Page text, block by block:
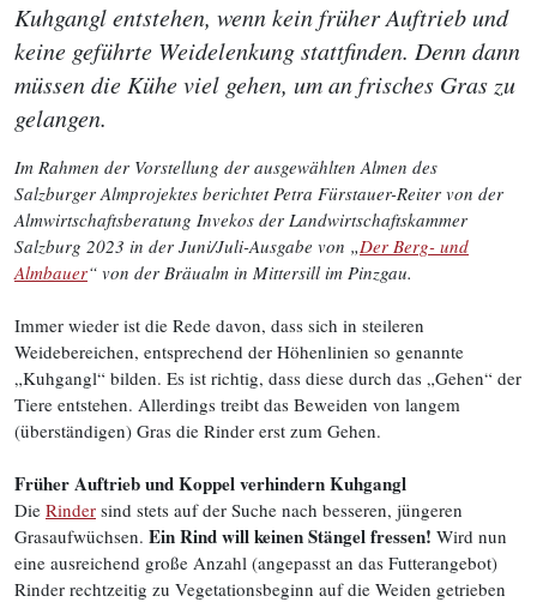
Kuhgangl entstehen, wenn kein früher Auftrieb und
keine geführte Weidelenkung stattfinden. Denn dann
müssen die Kühe viel gehen, um an frisches Gras zu
gelangen.
Im Rahmen der Vorstellung der ausgewählten Almen des
Salzburger Almprojektes berichtet Petra Fürstauer-Reiter von der
Almwirtschaftsberatung Invekos der Landwirtschaftskammer
Salzburg 2023 in der Juni/Juli-Ausgabe von „Der Berg- und
Almbauer“ von der Bräualm in Mittersill im Pinzgau.
Immer wieder ist die Rede davon, dass sich in steileren
Weidebereichen, entsprechend der Höhenlinien so genannte
„Kuhgangl“ bilden. Es ist richtig, dass diese durch das „Gehen“ der
Tiere entstehen. Allerdings treibt das Beweiden von langem
(überständigen) Gras die Rinder erst zum Gehen.
Früher Auftrieb und Koppel verhindern Kuhgangl
Die Rinder sind stets auf der Suche nach besseren, jüngeren
Grasaufwüchsen. Ein Rind will keinen Stängel fressen! Wird nun
eine ausreichend große Anzahl (angepasst an das Futterangebot)
Rinder rechtzeitig zu Vegetationsbeginn auf die Weiden getrieben